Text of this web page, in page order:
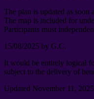
The plan is updated as soon
The map is included for
Participants must
15/08/2025 by G.C.
It would be entirely logical
subject to the delivery of
Updated November 11, 2025